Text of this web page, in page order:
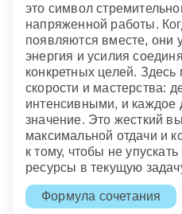
это символ
напряженной работы.
появляются вместе, они
энергия и усилия
конкретных целей.
скорости и мастерства:
интенсивными, и каждое
значение. Это жесткий
максимальной отдачи и
к тому, чтобы не
ресурсы в текущую
Формула сочетания